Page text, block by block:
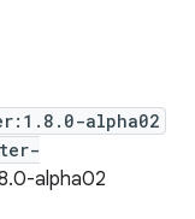
alpha02
alpha02